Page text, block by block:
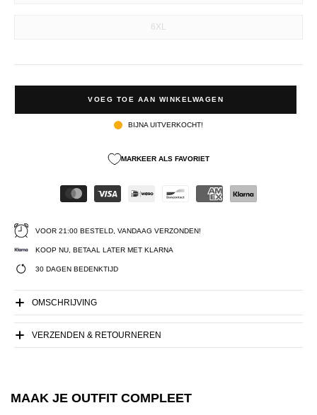
6XL
VOEG TOE AAN WINKELWAGEN
BIJNA UITVERKOCHT!
MARKEER ALS FAVORIET
VOOR 21:00 BESTELD, VANDAAG VERZONDEN!
KOOP NU, BETAAL LATER MET KLARNA
30 DAGEN BEDENKTIJD
OMSCHRIJVING
VERZENDEN & RETOURNEREN
MAAK JE OUTFIT COMPLEET